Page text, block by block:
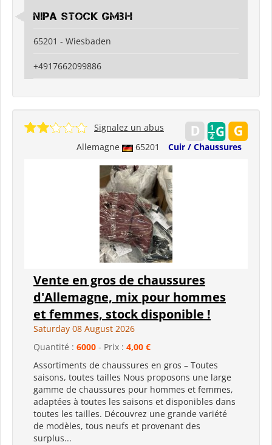
Nipa Stock GmbH
65201 - Wiesbaden
+4917662099886
Allemagne 65201 Cuir / Chaussures
Signalez un abus
Vente en gros de chaussures
d'Allemagne, mix pour hommes
et femmes, stock disponible !
Saturday 08 August 2026
Quantité : 6000 - Prix : 4,00 €
Assortiments de chaussures en gros – Toutes
saisons, toutes tailles Nous proposons une large
gamme de chaussures pour hommes et femmes,
adaptées à toutes les saisons et disponibles dans
toutes les tailles. Découvrez une grande variété
de modèles, tous neufs et provenant des
surplus...